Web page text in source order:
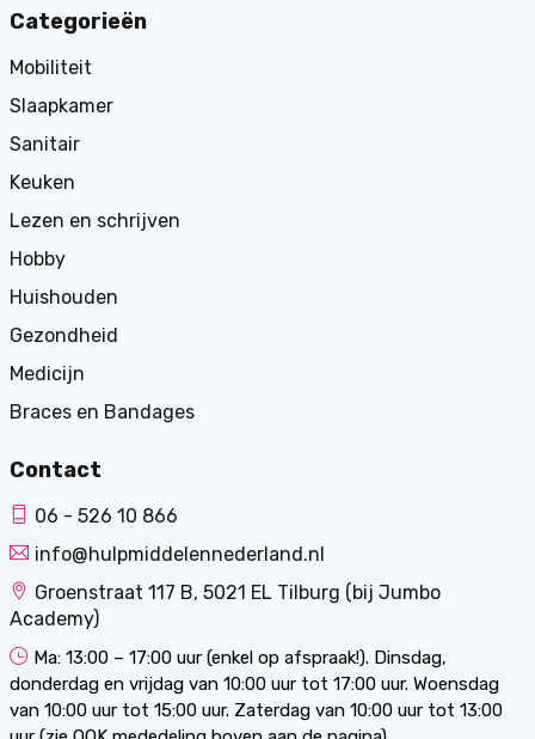
Categorieën
Mobiliteit
Slaapkamer
Sanitair
Keuken
Lezen en schrijven
Hobby
Huishouden
Gezondheid
Medicijn
Braces en Bandages
Contact
06 - 526 10 866
info@hulpmiddelennederland.nl
Groenstraat 117 B, 5021 EL Tilburg (bij Jumbo
Academy)
Ma: 13:00 – 17:00 uur (enkel op afspraak!). Dinsdag,
donderdag en vrijdag van 10:00 uur tot 17:00 uur. Woensdag
van 10:00 uur tot 15:00 uur. Zaterdag van 10:00 uur tot 13:00